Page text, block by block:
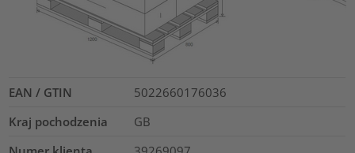
EAN / GTIN
5022660176036
Kraj pochodzenia
GB